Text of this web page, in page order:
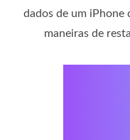
dados de um iPhone
maneiras de